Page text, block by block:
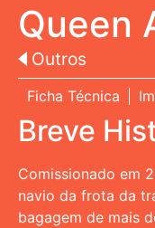
Queen
Outros
Ficha Técnica
Breve
Comissionado em
navio da frota da
bagagem de mais